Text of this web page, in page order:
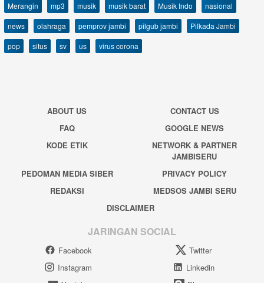
Merangin
mp3 musik musik barat Musik Indo
nasional
news
olahraga pemprov jambi pilgub jambi
Pilkada Jambi
pop
situs sv us virus corona
ABOUT US
CONTACT US
FAQ
GOOGLE NEWS
KODE ETIK
NETWORK & PARTNER
JAMBISERU
PEDOMAN MEDIA SIBER
PRIVACY POLICY
REDAKSI
MEDSOS JAMBI SERU
DISCLAIMER
JARINGAN SOCIAL
Facebook
Twitter
Instagram
Linkedin